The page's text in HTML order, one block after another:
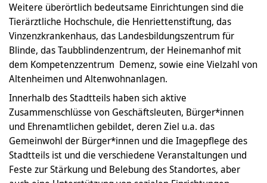
Weitere überörtlich bedeutsame Einrichtungen sind die
Tierärztliche Hochschule, die Henriettenstiftung, das
Vinzenzkrankenhaus, das Landesbildungszentrum für
Blinde, das Taubblindenzentrum, der Heinemanhof mit
dem Kompetenzzentrum Demenz, sowie eine Vielzahl von
Altenheimen und Altenwohnanlagen.
Innerhalb des Stadtteils haben sich aktive
Zusammenschlüsse von Geschäftsleuten, Bürger*innen
und Ehrenamtlichen gebildet, deren Ziel u.a. das
Gemeinwohl der Bürger*innen und die Imagepflege des
Stadtteils ist und die verschiedene Veranstaltungen und
Feste zur Stärkung und Belebung des Standortes, aber